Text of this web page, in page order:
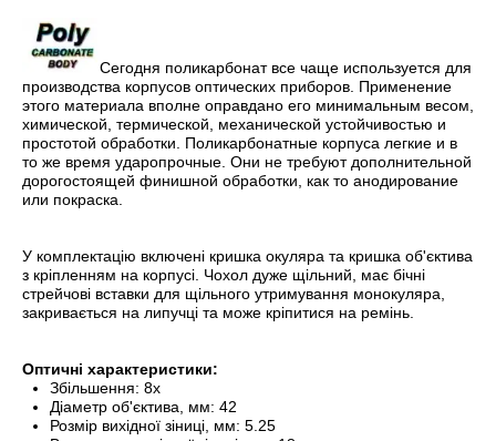
Сегодня поликарбонат все чаще используется для
производства корпусов оптических приборов. Применение
этого материала вполне оправдано его минимальным весом,
химической, термической, механической устойчивостью и
простотой обработки. Поликарбонатные корпуса легкие и в
то же время ударопрочные. Они не требуют дополнительной
дорогостоящей финишной обработки, как то анодирование
или покраска.
У комплектацію включені кришка окуляра та кришка об'єктива
з кріпленням на корпусі. Чохол дуже щільний, має бічні
стрейчові вставки для щільного утримування монокуляра,
закривається на липучці та може кріпитися на ремінь.
Оптичні характеристики:
Збільшення: 8x
Діаметр об'єктива, мм: 42
Розмір вихідної зіниці, мм: 5.25